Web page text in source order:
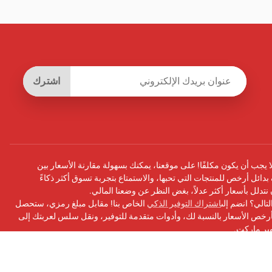
اشترك
أن يكون مكلفًا! على موقعنا، يمكنك بسهولة مقارنة الأسعار بين
أرخص للمنتجات التي تحبها، والاستمتاع بتجربة تسوق أكثر ذكاءً
نتدلل بأسعار أكثر عدلاً، بغض النظر عن وضعنا المالي.
انضم إلىاشتراك التوفير الذكي الخاص بنا! مقابل مبلغ رمزي، ستحصل
الأسعار بالنسبة لك، وأدوات متقدمة للتوفير، ونقل سلس لعربتك إلى
ماركت.